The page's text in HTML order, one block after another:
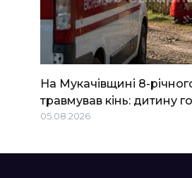
На Мукачівщині 8-
травмував кінь: дитину
05.08.2026